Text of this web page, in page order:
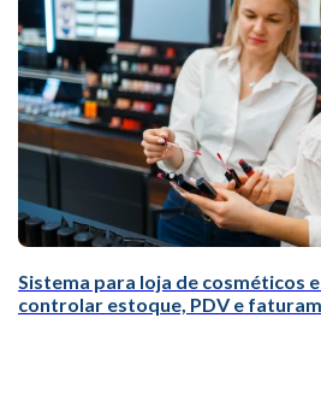
Sistema para loja de cosméticos
controlar estoque, PDV e